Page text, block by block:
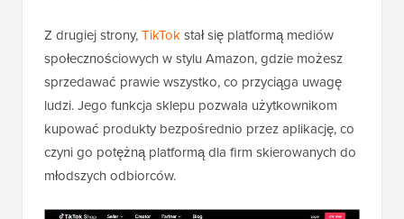
Z drugiej strony,TikTokstał się platformą mediów
społecznościowych w stylu Amazon, gdzie możesz
sprzedawać prawie wszystko, co przyciąga uwagę
ludzi. Jego funkcja sklepu pozwala użytkownikom
kupować produkty bezpośrednio przez aplikację, co
czyni go potężną platformą dla firm skierowanych do
młodszych odbiorców.